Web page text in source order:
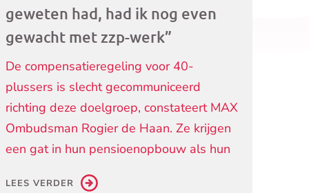
geweten had, had ik nog even
gewacht met zzp-werk”
De compensatieregeling voor 40-
plussers is slecht gecommuniceerd
richting deze doelgroep, constateert MAX
Ombudsman Rogier de Haan. Ze krijgen
een gat in hun pensioenopbouw als hun
LEES VERDER